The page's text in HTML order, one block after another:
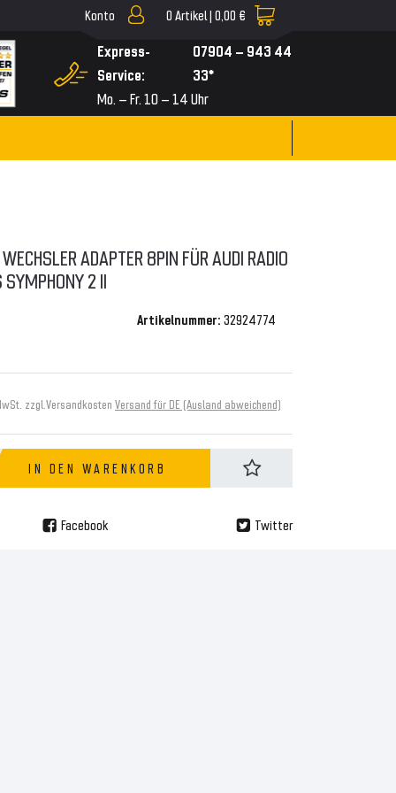
Konto 0 Artikel | 0,00 €
Express-
Service:
07904 – 943 44
33*
Mo. – Fr. 10 – 14 Uhr
ADAPTER 8PIN FÜR AUDI RADIO
SYMPHONY 2 II
Artikelnummer: 32924774
zzgl. Versandkosten Versand für DE (Ausland abweichend)
IN DEN WARENKORB
Facebook Twitter